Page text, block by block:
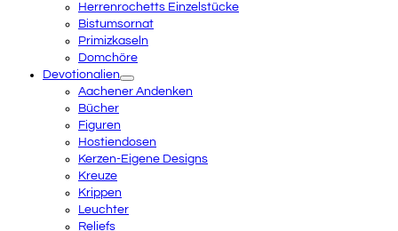
Herrenrochetts Einzelstücke
Bistumsornat
Primizkaseln
Domchöre
Devotionalien
Aachener Andenken
Bücher
Figuren
Hostiendosen
Kerzen-Eigene Designs
Kreuze
Krippen
Leuchter
Reliefs